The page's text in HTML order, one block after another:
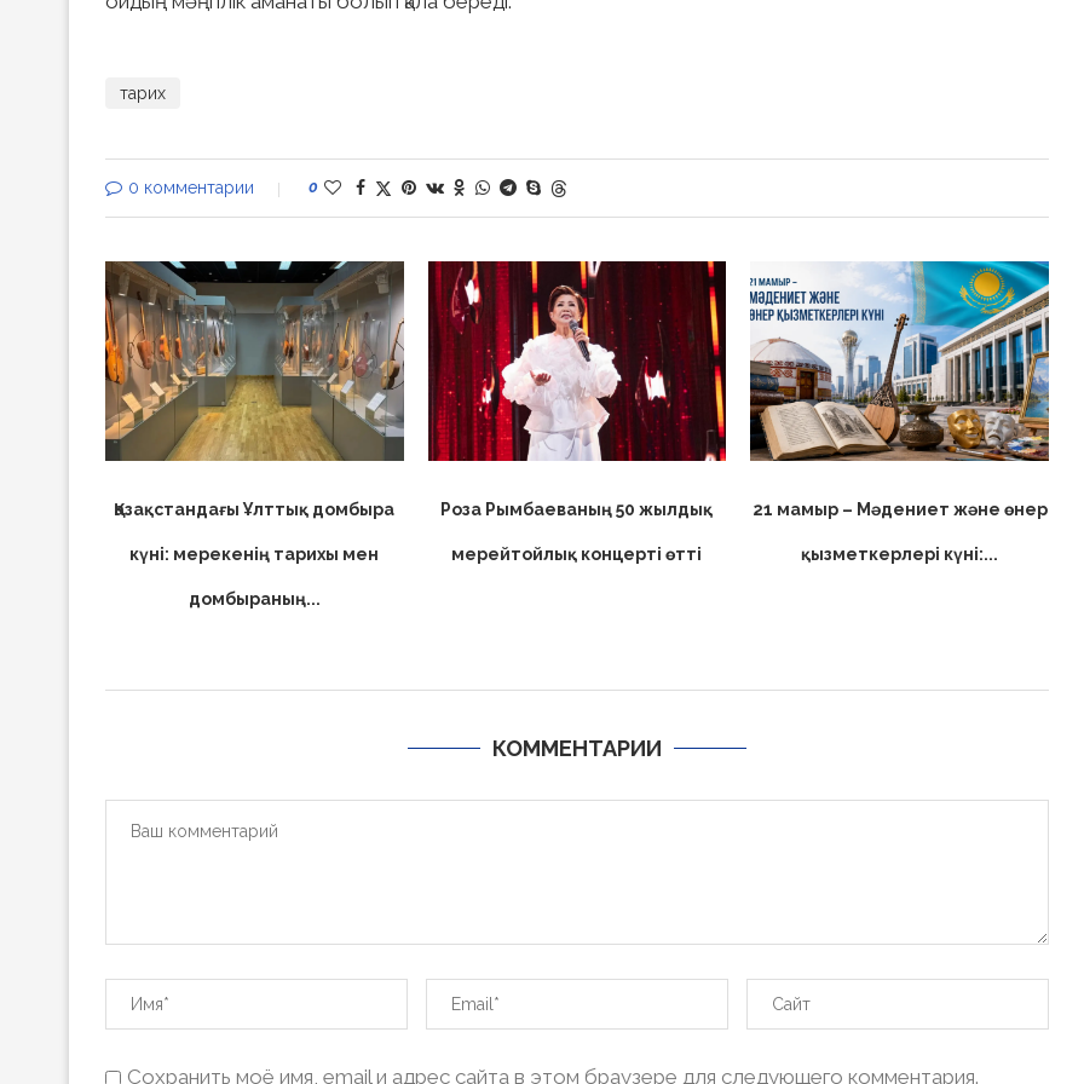
тарих
0 комментарии 0
Қазақстандағы Ұлттық домбыра
күні: мерекенің тарихы мен
домбыраның...
Роза Рымбаеваның 50 жылдық
мерейтойлық концерті өтті
21 мамыр – Мәдениет және өнер
қызметкерлері күні:...
КОММЕНТАРИИ
Сохранить моё имя, email и адрес сайта в этом браузере для следующего комментария.